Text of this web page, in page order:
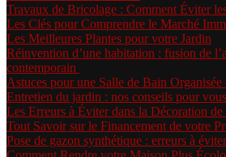
Travaux de Bricolage : Comment Éviter
Les Clés pour Comprendre le Marché
Les Meilleures Plantes pour votre Jardin
Réinvention d’une habitation : fusion de
contemporain
Astuces pour une Salle de Bain
Entretien du jardin : nos conseils pour
Les Erreurs à Éviter dans la Décoration de
Tout Savoir sur le Financement de votre
Pose de gazon synthétique : erreurs à